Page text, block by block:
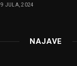
9 JULA, 2024
NAJAVE